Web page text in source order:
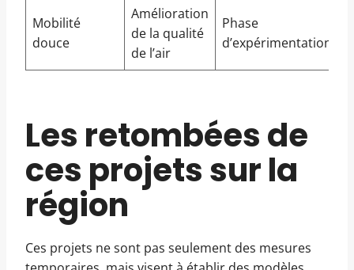
Mobilité
douce
Amélioration
de la qualité
de l’air
Phase
d’expérimentation
Les retombées de
ces projets sur la
région
Ces projets ne sont pas seulement des mesures